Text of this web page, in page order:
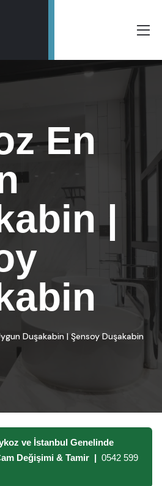
En
|
Duşakabin | Şensoy Duşakabin
ve İstanbul Genelinde
Değişimi & Tamir | 0542 599